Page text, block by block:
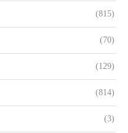
(815)
(70)
(129)
(814)
(3)